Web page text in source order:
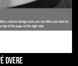
DVERE